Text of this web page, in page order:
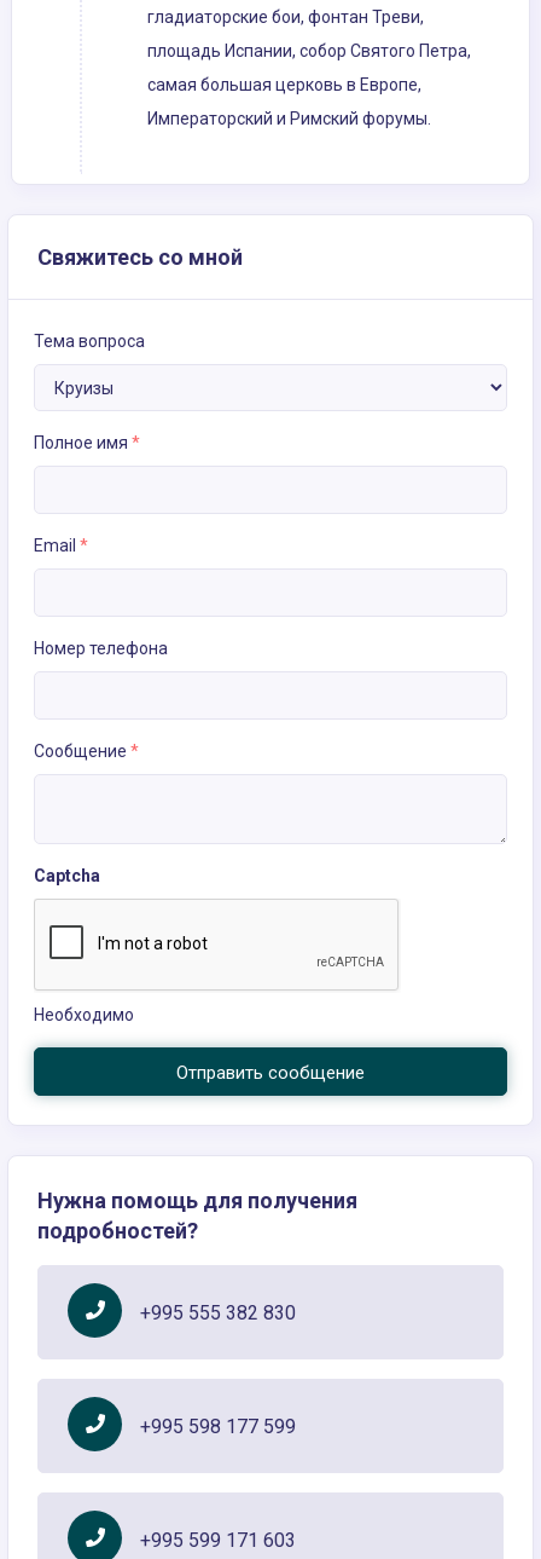
гладиаторские бои, фонтан Треви,
площадь Испании, собор Святого Петра,
самая большая церковь в Европе,
Императорский и Римский форумы.
Свяжитесь со мной
Тема вопроса
Полное имя *
Email *
Номер телефона
Сообщение *
Captcha
Необходимо
Отправить сообщение
Нужна помощь для получения
подробностей?
+995 555 382 830
+995 598 177 599
+995 599 171 603